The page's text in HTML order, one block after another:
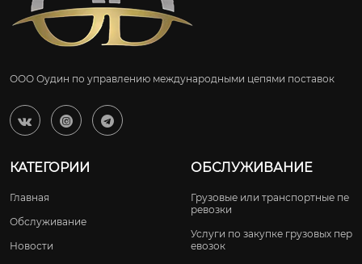
ООО Оудин по управлению международными цепями поставок
  
КАТЕГОРИИ
Главная
Обслуживание
Новости
ОБСЛУЖИВАНИЕ
Грузовые или транспортные пе
ревозки
Услуги по закупке грузовых пер
евозок